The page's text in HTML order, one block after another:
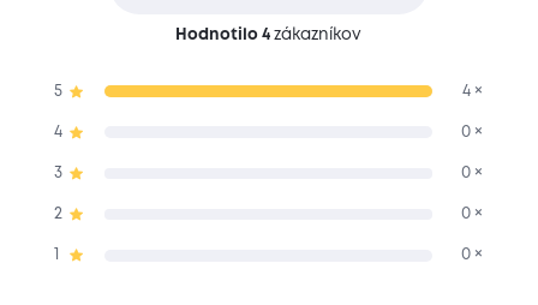
Hodnotilo 4 zákazníkov
5 4 ×
4 0 ×
3 0 ×
2 0 ×
0 ×